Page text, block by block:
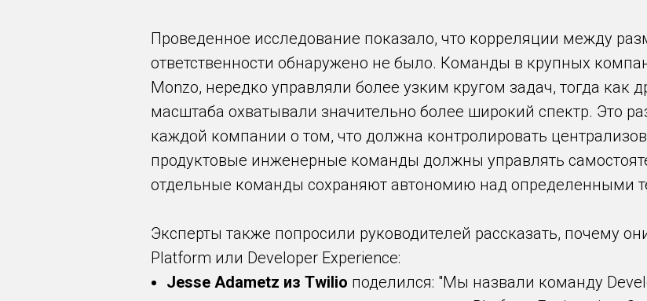
Проведенное исследование показало, что корреляции между
ответственности обнаружено не было. Команды в крупных
Monzo, нередко управляли более узким кругом задач, тогда как
масштаба охватывали значительно более широкий спектр. Это
каждой компании о том, что должна контролировать
продуктовые инженерные команды должны управлять
отдельные команды сохраняют автономию над определенными
Эксперты также попросили руководителей рассказать, почему
Platform или Developer Experience:
Jesse Adametz из Twilio поделился: "Мы назвали команду